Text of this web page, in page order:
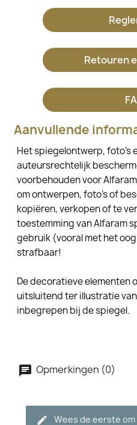
Retouren
Aanvullende
Het spiegelontwerp, foto's
auteursrechtelijk
voorbehouden voor
om ontwerpen, foto's of
kopiëren, verkopen of te
toestemming van Alfaram
gebruik (vooral met het
strafbaar!
De decoratieve elementen
uitsluitend ter illustratie
inbegrepen bij de spiegel.
Opmerkingen (0)
Wees de eerste